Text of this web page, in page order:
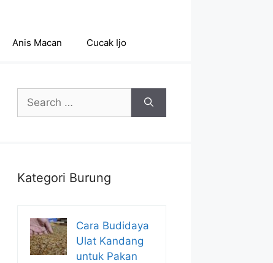
Anis Macan Cucak Ijo
Search
for:
Kategori Burung
Cara Budidaya
Ulat Kandang
untuk Pakan